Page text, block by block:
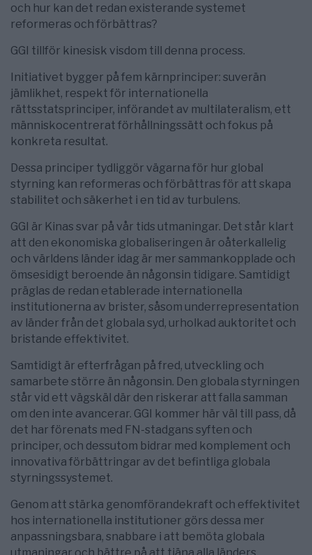
och hur kan det redan existerande systemet
reformeras och förbättras?
GGI tillför kinesisk visdom till denna process.
Initiativet bygger på fem kärnprinciper: suverän
jämlikhet, respekt för internationella
rättsstatsprinciper, införandet av multilateralism, ett
människocentrerat förhållningssätt och fokus på
konkreta resultat.
Dessa principer tydliggör vägarna för hur global
styrning kan reformeras och förbättras för att skapa
stabilitet och säkerhet i en tid av turbulens.
GGI är Kinas svar på vår tids utmaningar. Det står klart
att den ekonomiska globaliseringen är oåterkallelig
och världens länder idag är mer sammankopplade och
ömsesidigt beroende än någonsin tidigare. Samtidigt
präglas de redan etablerade internationella
institutionerna av brister, såsom underrepresentation
av länder från det globala syd, urholkad auktoritet och
bristande effektivitet.
Samtidigt är efterfrågan på fred, utveckling och
samarbete större än någonsin. Den globala styrningen
står vid ett vägskäl där den riskerar att falla samman
om den inte avancerar. GGI kommer här väl till pass, då
det har förenats med FN-stadgans syften och
principer, och dessutom bidrar med komplement och
innovativa förbättringar av det befintliga globala
styrningssystemet.
Genom att stärka genomförandekraft och effektivitet
hos internationella institutioner görs dessa mer
anpassningsbara, snabbare i att bemöta globala
utmaningar och bättre på att tjäna alla länders